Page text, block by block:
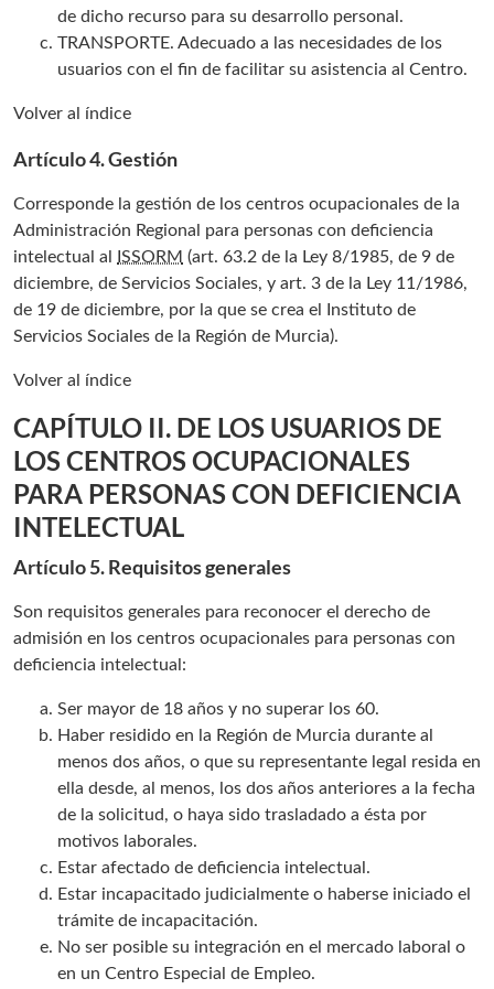
de dicho recurso para su desarrollo personal.
TRANSPORTE. Adecuado a las necesidades de los
usuarios con el fin de facilitar su asistencia al Centro.
Volver al índice
Artículo 4. Gestión
Corresponde la gestión de los centros ocupacionales de la
Administración Regional para personas con deficiencia
intelectual al
ISSORM (art. 63.2 de la Ley 8/1985, de 9 de
diciembre, de Servicios Sociales, y art. 3 de la Ley 11/1986,
de 19 de diciembre, por la que se crea el Instituto de
Servicios Sociales de la Región de Murcia).
Volver al índice
CAPÍTULO II. DE LOS USUARIOS DE
LOS CENTROS OCUPACIONALES
PARA PERSONAS CON DEFICIENCIA
INTELECTUAL
Artículo 5. Requisitos generales
Son requisitos generales para reconocer el derecho de
admisión en los centros ocupacionales para personas con
deficiencia intelectual:
Ser mayor de 18 años y no superar los 60.
Haber residido en la Región de Murcia durante al
menos dos años, o que su representante legal resida en
ella desde, al menos, los dos años anteriores a la fecha
de la solicitud, o haya sido trasladado a ésta por
motivos laborales.
Estar afectado de deficiencia intelectual.
Estar incapacitado judicialmente o haberse iniciado el
trámite de incapacitación.
No ser posible su integración en el mercado laboral o
en un Centro Especial de Empleo.